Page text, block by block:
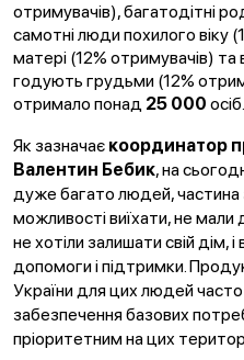
отримувачів), багатодітні
самотні люди похилого віку
матері (12% отримувачів) та
годують грудьми (12%
отримало понад 25 000 осіб.
Як зазначає координатор
Валентин Бебик, на
дуже багато людей, частина
можливості виїхати, не мали
не хотіли залишати свій дім,
допомоги і підтримки.
України для цих людей
забезпечення базових
пріоритетним на цих